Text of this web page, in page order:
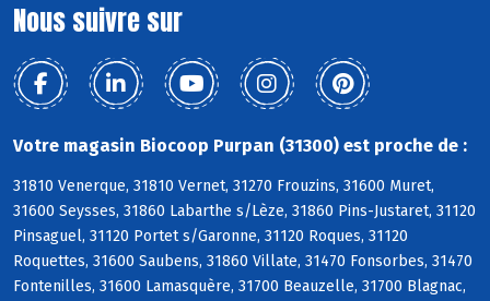
Nous suivre sur
Votre magasin Biocoop Purpan (31300) est proche de :
31810 Venerque, 31810 Vernet, 31270 Frouzins, 31600 Muret,
31600 Seysses, 31860 Labarthe s/Lèze, 31860 Pins-Justaret, 31120
Pinsaguel, 31120 Portet s/Garonne, 31120 Roques, 31120
Roquettes, 31600 Saubens, 31860 Villate, 31470 Fonsorbes, 31470
Fontenilles, 31600 Lamasquère, 31700 Beauzelle, 31700 Blagnac,